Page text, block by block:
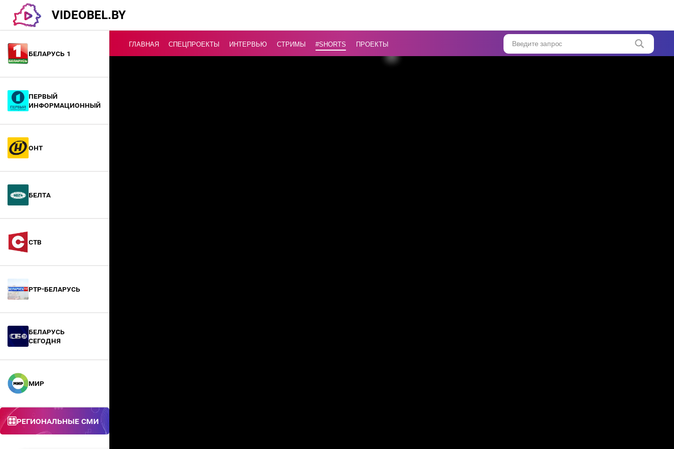
VIDEOBEL.BY
Беларусь 1
Первый
информационный
ОНТ
БелТА
СТВ
РТР-Беларусь
БЕЛАРУСЬ
СЕГОДНЯ
МИР
Региональные СМИ
ГЛАВНАЯ СПЕЦПРОЕКТЫ ИНТЕРВЬЮ СТРИМЫ #Shorts ПРОЕКТЫ Введите запрос